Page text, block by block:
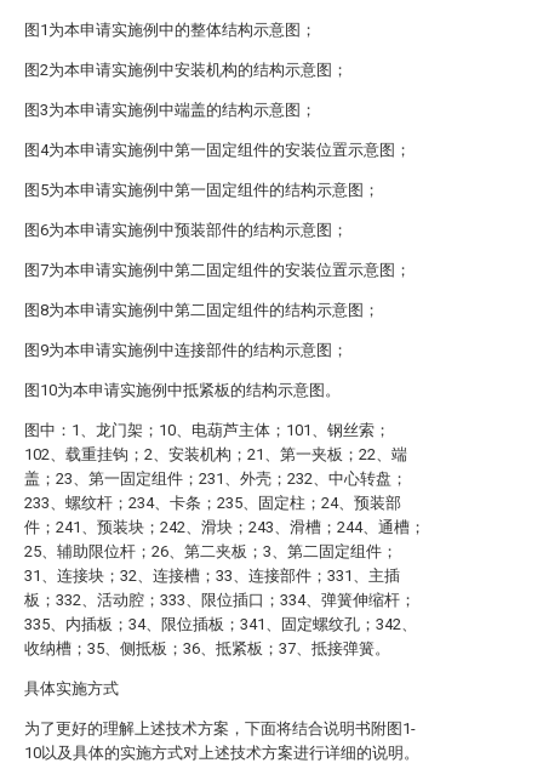
图1为本申请实施例中的整体结构示意图；
图2为本申请实施例中安装机构的结构示意图；
图3为本申请实施例中端盖的结构示意图；
图4为本申请实施例中第一固定组件的安装位置示意图；
图5为本申请实施例中第一固定组件的结构示意图；
图6为本申请实施例中预装部件的结构示意图；
图7为本申请实施例中第二固定组件的安装位置示意图；
图8为本申请实施例中第二固定组件的结构示意图；
图9为本申请实施例中连接部件的结构示意图；
图10为本申请实施例中抵紧板的结构示意图。
图中：1、龙门架；10、电葫芦主体；101、钢丝索；
102、载重挂钩；2、安装机构；21、第一夹板；22、端
盖；23、第一固定组件；231、外壳；232、中心转盘；
233、螺纹杆；234、卡条；235、固定柱；24、预装部
件；241、预装块；242、滑块；243、滑槽；244、通槽；
25、辅助限位杆；26、第二夹板；3、第二固定组件；
31、连接块；32、连接槽；33、连接部件；331、主插
板；332、活动腔；333、限位插口；334、弹簧伸缩杆；
335、内插板；34、限位插板；341、固定螺纹孔；342、
收纳槽；35、侧抵板；36、抵紧板；37、抵接弹簧。
具体实施方式
为了更好的理解上述技术方案，下面将结合说明书附图1-
10以及具体的实施方式对上述技术方案进行详细的说明。